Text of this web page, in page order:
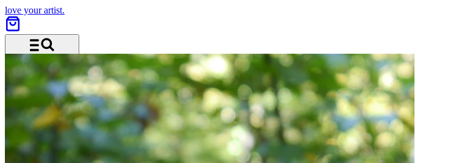
love your artist.
Menu and search